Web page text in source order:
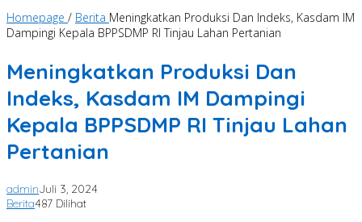
Homepage / Berita Meningkatkan Produksi Dan Indeks, Kasdam IM
Dampingi Kepala BPPSDMP RI Tinjau Lahan Pertanian
Meningkatkan Produksi Dan
Indeks, Kasdam IM Dampingi
Kepala BPPSDMP RI Tinjau Lahan
Pertanian
adminJuli 3, 2024
Berita487 Dilihat